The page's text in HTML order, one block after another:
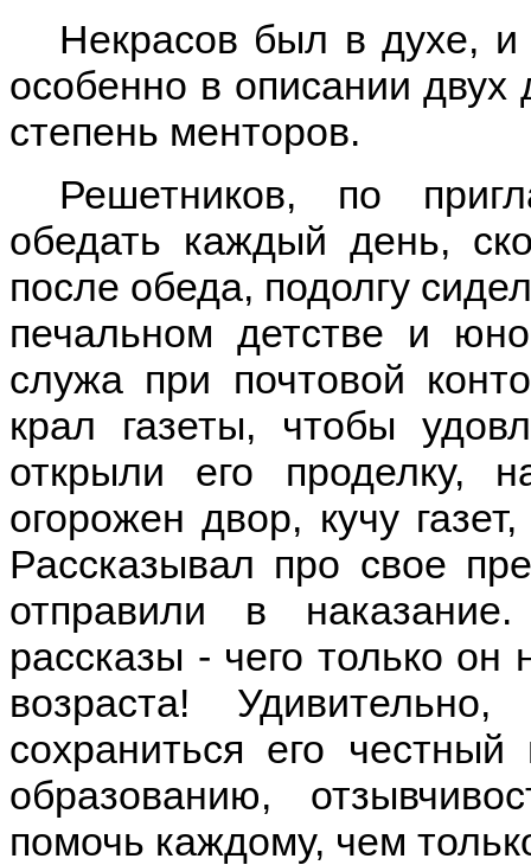
Некрасов был в духе, и
особенно в описании двух
степень менторов.
Решетников, по
обедать каждый день,
после обеда, подолгу
печальном детстве и
служа при почтовой
крал газеты, чтобы
открыли его проделку,
огорожен двор, кучу
Рассказывал про свое
отправили в
рассказы - чего только он
возраста!
сохраниться его
образованию,
помочь каждому, чем